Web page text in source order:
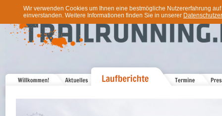
Wir verwenden Cookies um Ihnen eine bestmögliche Nutzererfahrung
einverstanden. Weitere Informationen finden Sie in unserer